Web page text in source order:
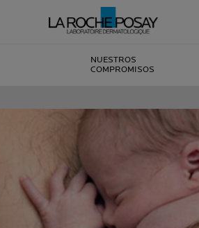
NUESTROS
COMPROMISOS